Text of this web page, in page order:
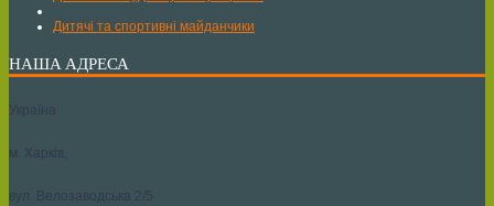
Дитячі та спортивні майданчики
НАША АДРЕСА
Україна
м. Харків,
вул. Велозаводська 2/5